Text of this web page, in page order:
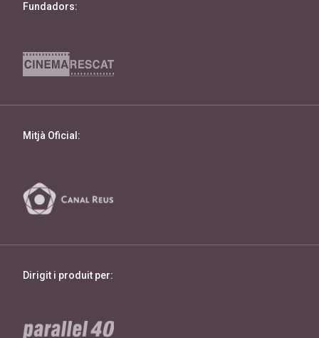
Fundadors:
Mitjà Oficial:
Dirigit i produit per: